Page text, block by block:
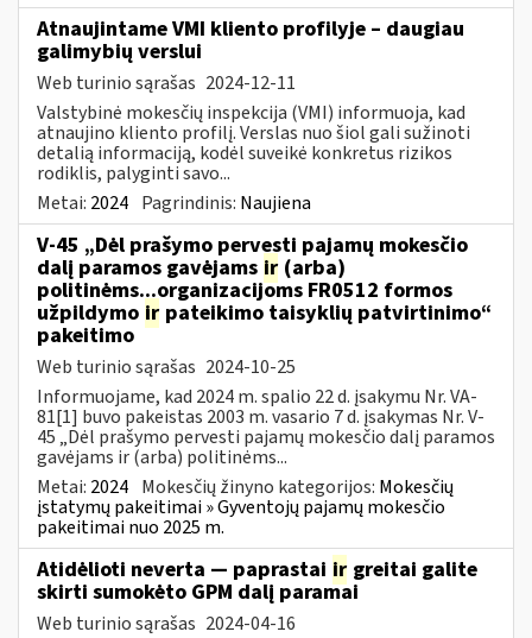
Atnaujintame VMI kliento profilyje – daugiau
galimybių verslui
Web turinio sąrašas 2024-12-11
Valstybinė mokesčių inspekcija (VMI) informuoja, kad
atnaujino kliento profilį. Verslas nuo šiol gali sužinoti
detalią informaciją, kodėl suveikė konkretus rizikos
rodiklis, palyginti savo...
Metai: 2024 Pagrindinis: Naujiena
V-45 „Dėl prašymo pervesti pajamų mokesčio
dalį paramos gavėjams ir (arba)
politinėms...organizacijoms FR0512 formos
užpildymo ir pateikimo taisyklių patvirtinimo“
pakeitimo
Web turinio sąrašas 2024-10-25
Informuojame, kad 2024 m. spalio 22 d. įsakymu Nr. VA-
81[1] buvo pakeistas 2003 m. vasario 7 d. įsakymas Nr. V-
45 „Dėl prašymo pervesti pajamų mokesčio dalį paramos
gavėjams ir (arba) politinėms...
Metai: 2024 Mokesčių žinyno kategorijos: Mokesčių
įstatymų pakeitimai » Gyventojų pajamų mokesčio
pakeitimai nuo 2025 m.
Atidėlioti neverta — paprastai ir greitai galite
skirti sumokėto GPM dalį paramai
Web turinio sąrašas 2024-04-16